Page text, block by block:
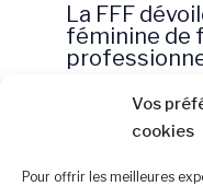
Vos
cookies
Pour offrir les meilleures
La FFF
féminine de